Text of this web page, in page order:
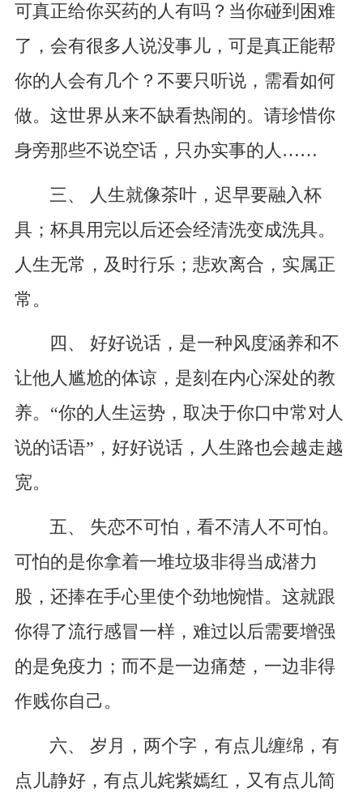
可真正给你买药的人有吗？当你碰到困难
了，会有很多人说没事儿，可是真正能帮
你的人会有几个？不要只听说，需看如何
做。这世界从来不缺看热闹的。请珍惜你
身旁那些不说空话，只办实事的人……
三、 人生就像茶叶，迟早要融入杯
具；杯具用完以后还会经清洗变成洗具。
人生无常，及时行乐；悲欢离合，实属正
常。
四、 好好说话，是一种风度涵养和不
让他人尴尬的体谅，是刻在内心深处的教
养。“你的人生运势，取决于你口中常对人
说的话语”，好好说话，人生路也会越走越
宽。
五、 失恋不可怕，看不清人不可怕。
可怕的是你拿着一堆垃圾非得当成潜力
股，还捧在手心里使个劲地惋惜。这就跟
你得了流行感冒一样，难过以后需要增强
的是免疫力；而不是一边痛楚，一边非得
作贱你自己。
六、 岁月，两个字，有点儿缠绵，有
点儿静好，有点儿姹紫嫣红，又有点儿简